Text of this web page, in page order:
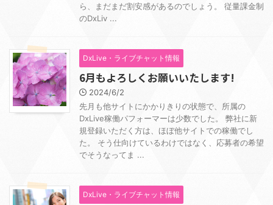
ら、まだまだ割安感があるのでしょう。 従量課金制
のDxLiv ...
DxLive・ライブチャット情報
6月もよろしくお願いいたします!
2024/6/2
先月も他サイトにかかりきりの状態で、所属の
DxLive稼働パフォーマーは少数でした。 弊社に新
規登録いただく方は、ほぼ他サイトでの稼働でし
た。 そう仕向けているわけではなく、応募者の希望
でそうなってま ...
DxLive・ライブチャット情報